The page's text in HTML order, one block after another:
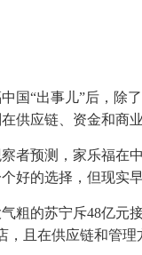
国“出事儿”后，除
供应链、资金和商
者预测，家乐福在
好的选择，但现实
粗的苏宁斥48亿元
，且在供应链和管